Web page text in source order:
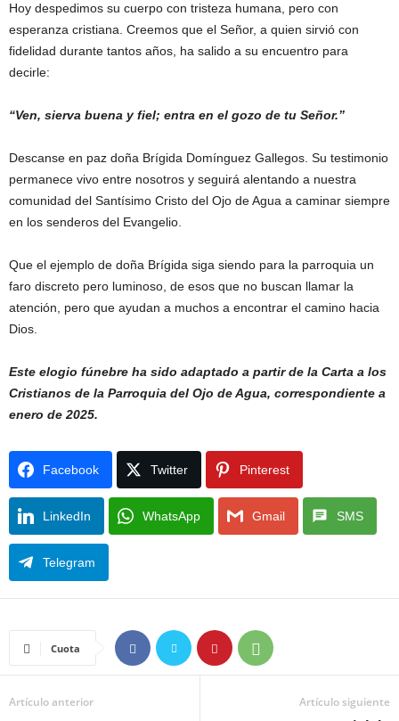
Hoy despedimos su cuerpo con tristeza humana, pero con
esperanza cristiana. Creemos que el Señor, a quien sirvió con
fidelidad durante tantos años, ha salido a su encuentro para
decirle:
“Ven, sierva buena y fiel; entra en el gozo de tu Señor.”
Descanse en paz doña Brígida Domínguez Gallegos. Su testimonio
permanece vivo entre nosotros y seguirá alentando a nuestra
comunidad del Santísimo Cristo del Ojo de Agua a caminar siempre
en los senderos del Evangelio.
Que el ejemplo de doña Brígida siga siendo para la parroquia un
faro discreto pero luminoso, de esos que no buscan llamar la
atención, pero que ayudan a muchos a encontrar el camino hacia
Dios.
Este elogio fúnebre ha sido adaptado a partir de la Carta a los
Cristianos de la Parroquia del Ojo de Agua, correspondiente a
enero de 2025.
Facebook Twitter Pinterest
LinkedIn WhatsApp Gmail SMS
Telegram
Cuota
Artículo anterior Artículo siguiente